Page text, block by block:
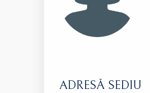
ADRESĂ SEDIU